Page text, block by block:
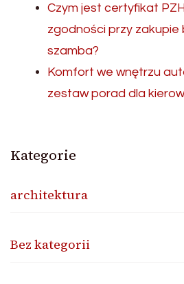
Czym jest certyfikat
zgodności przy
szamba?
Komfort we wnętrzu
zestaw porad dla
Kategorie
architektura
Bez kategorii